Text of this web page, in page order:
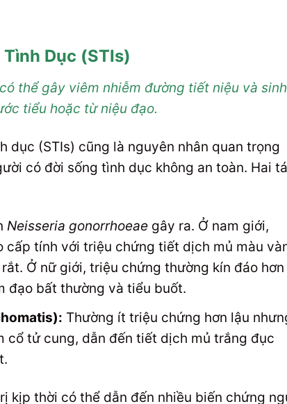
Dục (STIs)
thể gây viêm nhiễm đường tiết niệu và sinh
tiểu hoặc từ niệu đạo.
dục (STIs) cũng là nguyên nhân quan trọng
có đời sống tình dục không an toàn. Hai
Neisseria gonorrhoeaegây ra. Ở nam giới,
cấp tính với triệu chứng tiết dịch mủ màu
Ở nữ giới, triệu chứng thường kín đáo hơn
đạo bất thường và tiểu buốt.
Thường ít triệu chứng hơn lậu
cổ tử cung, dẫn đến tiết dịch mủ trắng đục
kịp thời có thể dẫn đến nhiều biến chứng